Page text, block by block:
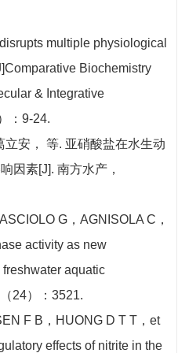
multiple physiological
Biochemistry
& Integrative
：9-24.
立安， 等. 亚硝酸盐在水生动
因素[J]. 南方水产，
G，AGNISOLA C，
activity as new
aquatic
24）：3521.
F B，HUONG D T T，et
effects of nitrite in the